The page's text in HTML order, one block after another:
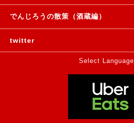
でんじろうの散策（酒蔵編）
twitter
Select Language